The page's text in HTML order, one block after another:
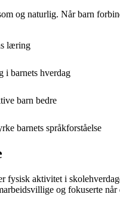
og naturlig. Når barn
læring
i barnets hverdag
barn bedre
barnets språkforståelse
fysisk aktivitet i
og fokuserte